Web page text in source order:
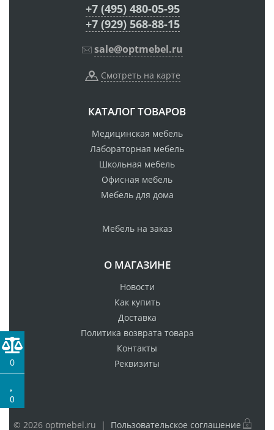
+7 (495) 480-05-95
+7 (929) 568-88-15
sale@optmebel.ru
Смотреть на карте
КАТАЛОГ ТОВАРОВ
Медицинская мебель
Лабораторная мебель
Школьная мебель
Офисная мебель
Мебель для дома
Мебель на заказ
О МАГАЗИНЕ
Новости
Как купить
Доставка
Политика возврата товара
Контакты
Реквизиты
© 2026 optmebel.ru | Пользовательское соглашение
0
0